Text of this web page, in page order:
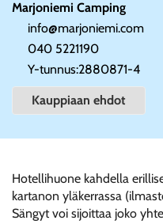
Marjoniemi Camping
info@marjoniemi.com
040 5221190
Y-tunnus:2880871-4
Kauppiaan ehdot
Hotellihuone kahdella
kartanon yläkerrassa
Sängyt voi sijoittaa joko